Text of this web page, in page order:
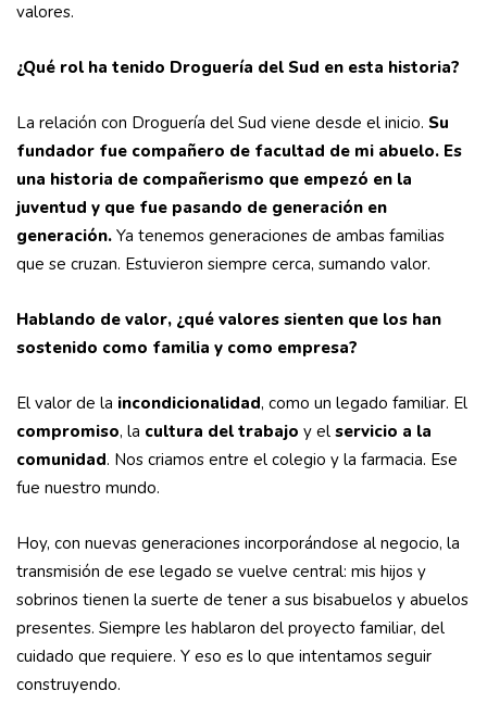
valores.
¿Qué rol ha tenido Droguería del Sud en esta historia?
La relación con Droguería del Sud viene desde el inicio. Su
fundador fue compañero de facultad de mi abuelo. Es
una historia de compañerismo que empezó en la
juventud y que fue pasando de generación en
generación. Ya tenemos generaciones de ambas familias
que se cruzan. Estuvieron siempre cerca, sumando valor.
Hablando de valor, ¿qué valores sienten que los han
sostenido como familia y como empresa?
El valor de la incondicionalidad, como un legado familiar. El
compromiso, la cultura del trabajo y el servicio a la
comunidad. Nos criamos entre el colegio y la farmacia. Ese
fue nuestro mundo.
Hoy, con nuevas generaciones incorporándose al negocio, la
transmisión de ese legado se vuelve central: mis hijos y
sobrinos tienen la suerte de tener a sus bisabuelos y abuelos
presentes. Siempre les hablaron del proyecto familiar, del
cuidado que requiere. Y eso es lo que intentamos seguir
construyendo.